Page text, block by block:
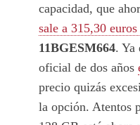
capacidad, que
sale a 315,30
11BGESM664. Ya
oficial de dos años
precio quizás
la opción. Atentos